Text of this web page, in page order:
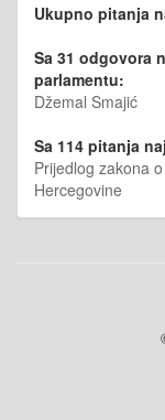
Ukupno pitanja
Sa 31 odgovora
parlamentu:
Džemal Smajić
Sa 114 pitanja
Prijedlog zakona
Hercegovine